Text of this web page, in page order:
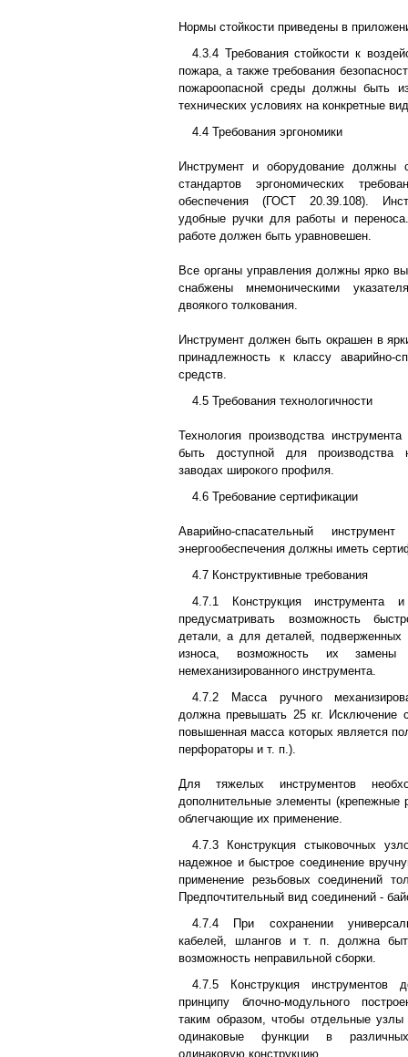
Нормы стойкости приведены в
4.3.4 Требования стойкости к
пожара, а также требования
пожароопасной среды должны быть
технических условиях на конкретные
4.4 Требования эргономики
Инструмент и оборудование должны
стандартов эргономических
обеспечения (ГОСТ 20.39.108).
удобные ручки для работы и
работе должен быть уравновешен.
Все органы управления должны ярко
снабжены мнемоническими
двоякого толкования.
Инструмент должен быть окрашен в
принадлежность к классу аварийно-
средств.
4.5 Требования технологичности
Технология производства
быть доступной для производства
заводах широкого профиля.
4.6 Требование сертификации
Аварийно-спасательный
энергообеспечения должны иметь
4.7 Конструктивные требования
4.7.1 Конструкция инструмента
предусматривать возможность
детали, а для деталей, подверженных
износа, возможность их
немеханизированного инструмента.
4.7.2 Масса ручного
должна превышать 25 кг. Исключение
повышенная масса которых является
перфораторы и т. п.).
Для тяжелых инструментов
дополнительные элементы (крепежные
облегчающие их применение.
4.7.3 Конструкция стыковочных
надежное и быстрое соединение
применение резьбовых соединений
Предпочтительный вид соединений -
4.7.4 При сохранении
кабелей, шлангов и т. п. должна
возможность неправильной сборки.
4.7.5 Конструкция инструментов
принципу блочно-модульного
таким образом, чтобы отдельные
одинаковые функции в
одинаковую конструкцию.